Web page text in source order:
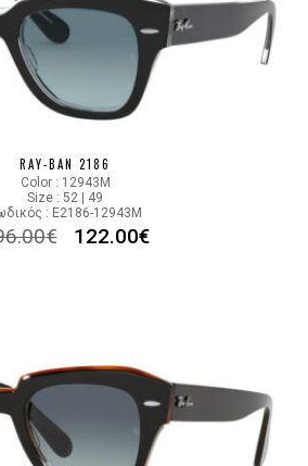
RAY-BAN 2186
Color : 12943M
Size : 52 | 49
: E2186-12943M
€ 122.00€